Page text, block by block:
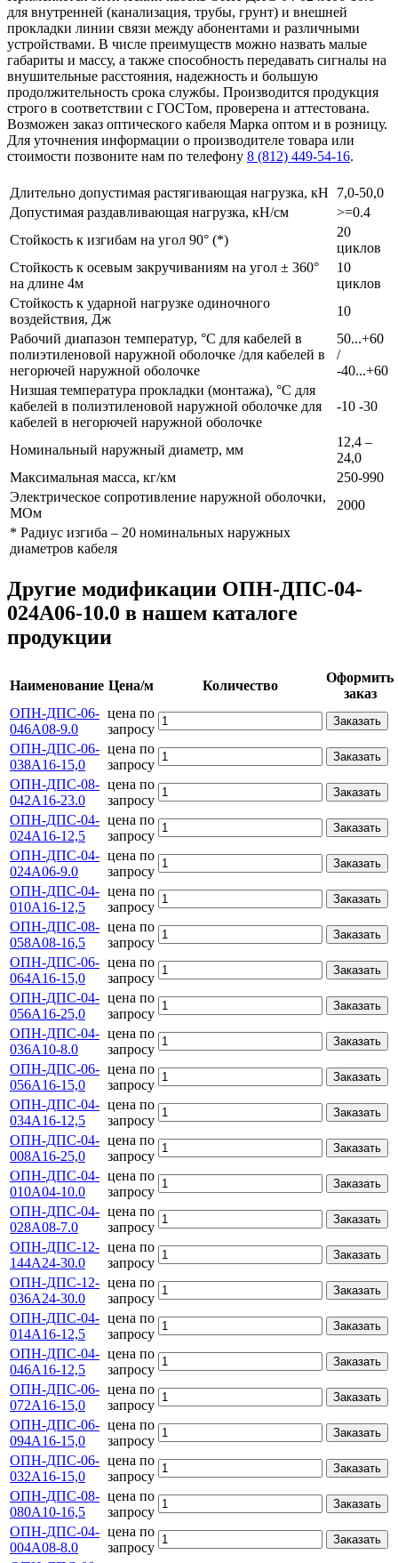
для внутренней (канализация, трубы, грунт) и внешней
прокладки линии связи между абонентами и различными
устройствами. В числе преимуществ можно назвать малые
габариты и массу, а также способность передавать сигналы на
внушительные расстояния, надежность и большую
продолжительность срока службы. Производится продукция
строго в соответствии с ГОСТом, проверена и аттестована.
Возможен заказ оптического кабеля Марка оптом и в розницу.
Для уточнения информации о производителе товара или
стоимости позвоните нам по телефону 8 (812) 449-54-16.
Длительно допустимая растягивающая нагрузка, кН
7,0-50,0
Допустимая раздавливающая нагрузка, кН/см
>=0.4
Стойкость к изгибам на угол 90° (*)
20
циклов
Стойкость к осевым закручиваниям на угол ± 360°
на длине 4м
10
циклов
Стойкость к ударной нагрузке одиночного
воздействия, Дж
10
Рабочий диапазон температур, °С для кабелей в
полиэтиленовой наружной оболочке /для кабелей в
негорючей наружной оболочке
50...+60
/
-40...+60
Низшая температура прокладки (монтажа), °С для
кабелей в полиэтиленовой наружной оболочке для
кабелей в негорючей наружной оболочке
-10 -30
Номинальный наружный диаметр, мм
12,4 –
24,0
Максимальная масса, кг/км
250-990
Электрическое сопротивление наружной оболочки,
МОм
2000
* Радиус изгиба – 20 номинальных наружных
диаметров кабеля
Другие модификации ОПН-ДПС-04-
024А06-10.0 в нашем каталоге
продукции
Наименование Цена/м Количество
Оформить
заказ
ОПН-ДПС-06-
046А08-9.0
цена по
запросу
Заказать
ОПН-ДПС-06-
038А16-15,0
цена по
запросу
Заказать
ОПН-ДПС-08-
042А16-23.0
цена по
запросу
Заказать
ОПН-ДПС-04-
024А16-12,5
цена по
запросу
Заказать
ОПН-ДПС-04-
024А06-9.0
цена по
запросу
Заказать
ОПН-ДПС-04-
010А16-12,5
цена по
запросу
Заказать
ОПН-ДПС-08-
058А08-16,5
цена по
запросу
Заказать
ОПН-ДПС-06-
064А16-15,0
цена по
запросу
Заказать
ОПН-ДПС-04-
056А16-25,0
цена по
запросу
Заказать
ОПН-ДПС-04-
036А10-8.0
цена по
запросу
Заказать
ОПН-ДПС-06-
056А16-15,0
цена по
запросу
Заказать
ОПН-ДПС-04-
034А16-12,5
цена по
запросу
Заказать
ОПН-ДПС-04-
008А16-25,0
цена по
запросу
Заказать
ОПН-ДПС-04-
010А04-10.0
цена по
запросу
Заказать
ОПН-ДПС-04-
028А08-7.0
цена по
запросу
Заказать
ОПН-ДПС-12-
144А24-30.0
цена по
запросу
Заказать
ОПН-ДПС-12-
036А24-30.0
цена по
запросу
Заказать
ОПН-ДПС-04-
014А16-12,5
цена по
запросу
Заказать
ОПН-ДПС-04-
046А16-12,5
цена по
запросу
Заказать
ОПН-ДПС-06-
072А16-15,0
цена по
запросу
Заказать
ОПН-ДПС-06-
094А16-15,0
цена по
запросу
Заказать
ОПН-ДПС-06-
032А16-15,0
цена по
запросу
Заказать
ОПН-ДПС-08-
080А10-16,5
цена по
запросу
Заказать
ОПН-ДПС-04-
004А08-8.0
цена по
запросу
Заказать